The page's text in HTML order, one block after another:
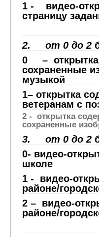
1 - видео-
страницу
2. от 0 до 2
0 – открытка
сохраненные
музыкой
1– открытка
ветеранам с
2 - открытка
сохраненные
3. от 0 до 2
0- видео-
школе
1 - видео-
районе/
2 – видео-
районе/